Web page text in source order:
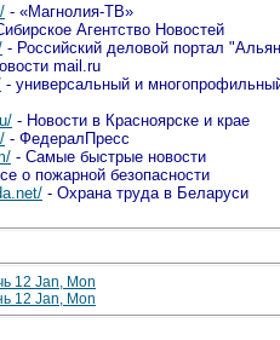
- «Магнолия-ТВ»
Агентство Новостей
- Российский деловой портал
mail.ru
- универсальный и
- Новости в Красноярске и крае
- ФедералПресс
- Самые быстрые новости
о пожарной безопасности
- Охрана труда в Беларуси
12 Jan, Mon
12 Jan, Mon